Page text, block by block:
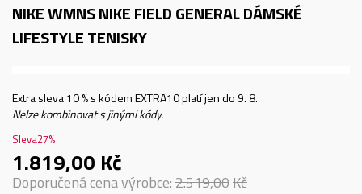
NIKE WMNS NIKE FIELD GENERALDÁMSKÉ
LIFESTYLE TENISKY
Extra sleva 10 % s kódem EXTRA10 platí jen do 9. 8.
Nelze kombinovat s jinými kódy.
Sleva27%
1.819,00 Kč
Doporučená cena výrobce:2.519,00Kč